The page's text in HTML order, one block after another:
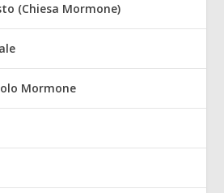
(Chiesa Mormone)
Mormone